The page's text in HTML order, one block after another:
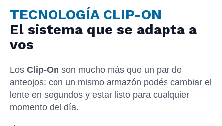
TECNOLOGÍA CLIP-ON
El sistema que se adapta a
vos
Los Clip-On son mucho más que un par de
anteojos: con un mismo armazón podés cambiar el
lente en segundos y estar listo para cualquier
momento del día.